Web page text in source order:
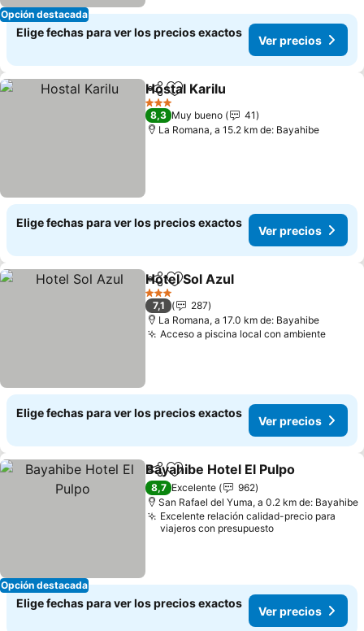
Opción destacada
Elige fechas para ver los precios exactos
Ver precios
CompartirAgregar a favoritos
Hostal Karilu
3 Estrellas
8,3 Muy bueno
41
La Romana, a 15.2 km de: Bayahibe
Elige fechas para ver los precios exactos
Ver precios
CompartirAgregar a favoritos
Hotel Sol Azul
3 Estrellas
7,1
287
La Romana, a 17.0 km de: Bayahibe
Acceso a piscina local con ambienteVer
Elige fechas para ver los precios exactos
Ver precios
Opción destacada
CompartirAgregar a favoritos
Bayahibe Hotel El Pulpo
8,7 Excelente
962
San Rafael del Yuma, a 0.2 km de: Bayahibe
Excelente relación calidad-precio para
viajeros con presupuesto
Elige fechas para ver los precios exactos
Ver precios